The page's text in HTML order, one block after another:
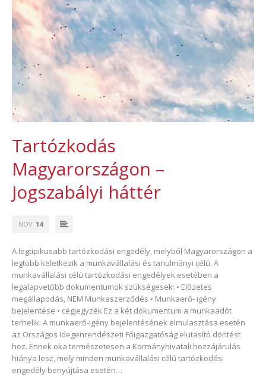
Tartózkodás
Magyarországon –
Jogszabályi háttér
NOV 14
A legtipikusabb tartózkodási engedély, melyből Magyarországon a
legtöbb keletkezik a munkavállalási és tanulmányi célú. A
munkavállalási célú tartózkodási engedélyek esetében a
legalapvetőbb dokumentumok szükségesek: • Előzetes
megállapodás, NEM Munkaszerződés • Munkaerő- igény
bejelentése • cégjegyzék Ez a két dokumentum a munkaadót
terhelik. A munkaerő-igény bejelentésének elmulasztása esetén
az Országos Idegenrendészeti Főigazgatóság elutasító döntést
hoz. Ennek oka természetesen a Kormányhivatali hozzájárulás
hiánya lesz, mely minden munkavállalási célú tartózkodási
engedély benyújtása esetén…